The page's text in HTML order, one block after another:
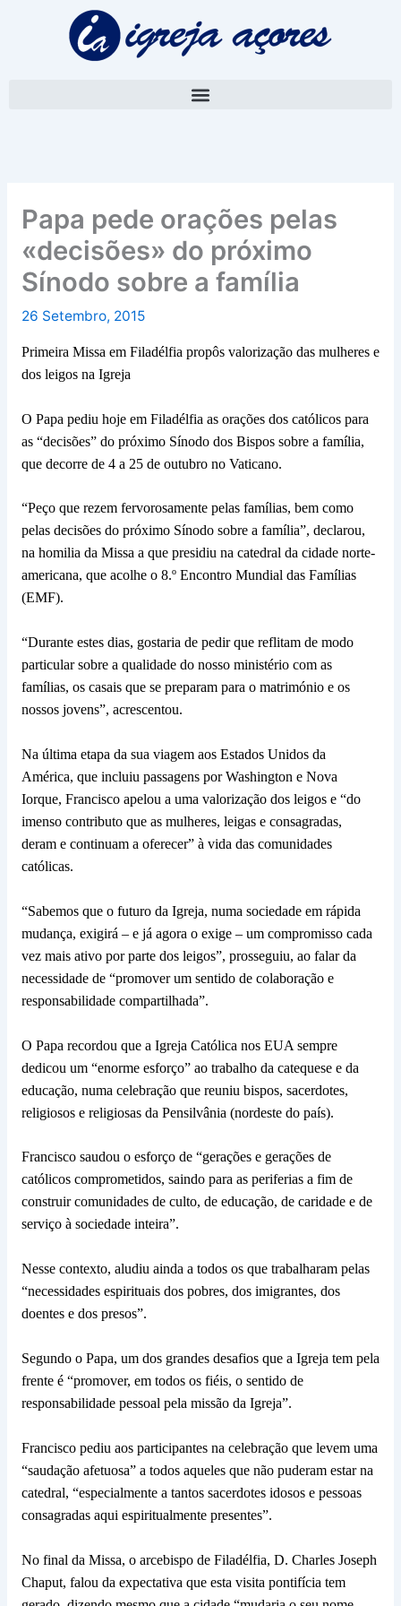
Papa pede orações pelas
«decisões» do próximo
Sínodo sobre a família
26 Setembro, 2015
Primeira Missa em Filadélfia propôs valorização das mulheres e
dos leigos na Igreja
O Papa pediu hoje em Filadélfia as orações dos católicos para
as “decisões” do próximo Sínodo dos Bispos sobre a família,
que decorre de 4 a 25 de outubro no Vaticano.
“Peço que rezem fervorosamente pelas famílias, bem como
pelas decisões do próximo Sínodo sobre a família”, declarou,
na homilia da Missa a que presidiu na catedral da cidade norte-
americana, que acolhe o 8.º Encontro Mundial das Famílias
(EMF).
“Durante estes dias, gostaria de pedir que reflitam de modo
particular sobre a qualidade do nosso ministério com as
famílias, os casais que se preparam para o matrimónio e os
nossos jovens”, acrescentou.
Na última etapa da sua viagem aos Estados Unidos da
América, que incluiu passagens por Washington e Nova
Iorque, Francisco apelou a uma valorização dos leigos e “do
imenso contributo que as mulheres, leigas e consagradas,
deram e continuam a oferecer” à vida das comunidades
católicas.
“Sabemos que o futuro da Igreja, numa sociedade em rápida
mudança, exigirá – e já agora o exige – um compromisso cada
vez mais ativo por parte dos leigos”, prosseguiu, ao falar da
necessidade de “promover um sentido de colaboração e
responsabilidade compartilhada”.
O Papa recordou que a Igreja Católica nos EUA sempre
dedicou um “enorme esforço” ao trabalho da catequese e da
educação, numa celebração que reuniu bispos, sacerdotes,
religiosos e religiosas da Pensilvânia (nordeste do país).
Francisco saudou o esforço de “gerações e gerações de
católicos comprometidos, saindo para as periferias a fim de
construir comunidades de culto, de educação, de caridade e de
serviço à sociedade inteira”.
Nesse contexto, aludiu ainda a todos os que trabalharam pelas
“necessidades espirituais dos pobres, dos imigrantes, dos
doentes e dos presos”.
Segundo o Papa, um dos grandes desafios que a Igreja tem pela
frente é “promover, em todos os fiéis, o sentido de
responsabilidade pessoal pela missão da Igreja”.
Francisco pediu aos participantes na celebração que levem uma
“saudação afetuosa” a todos aqueles que não puderam estar na
catedral, “especialmente a tantos sacerdotes idosos e pessoas
consagradas aqui espiritualmente presentes”.
No final da Missa, o arcebispo de Filadélfia, D. Charles Joseph
Chaput, falou da expectativa que esta visita pontifícia tem